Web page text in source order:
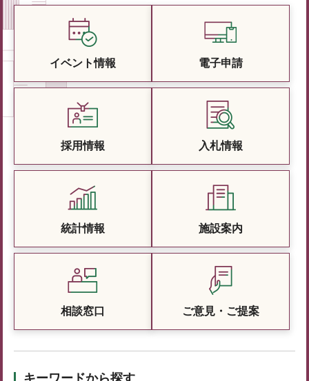
イベント情報 電子申請
採用情報 入札情報
統計情報 施設案内
相談窓口 ご意見・ご提案
キーワードから探す